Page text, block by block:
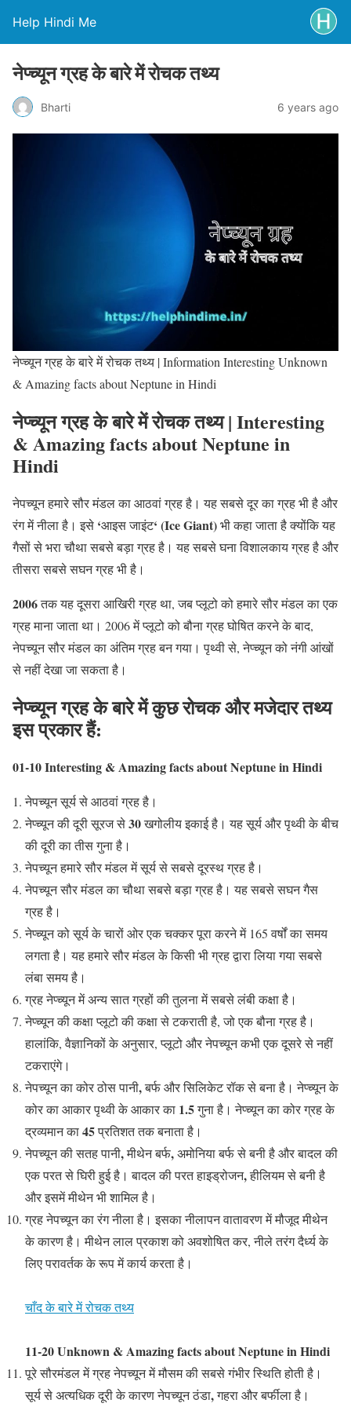
Help Hindi Me
नेप्च्यून ग्रह के बारे में रोचक तथ्य
Bharti 6 years ago
नेप्च्यून ग्रह के बारे में रोचक तथ्य | Information Interesting Unknown
& Amazing facts about Neptune in Hindi
नेप्च्यून ग्रह के बारे में रोचक तथ्य | Interesting
& Amazing facts about Neptune in
Hindi
नेपच्यून हमारे सौर मंडल का आठवां ग्रह है। यह सबसे दूर का ग्रह भी है और
रंग में नीला है। इसे ‘आइस जाइंट‘ (Ice Giant)भी कहा जाता है क्योंकि यह
गैसों से भरा चौथा सबसे बड़ा ग्रह है। यह सबसे घना विशालकाय ग्रह है और
तीसरा सबसे सघन ग्रह भी है।
2006तक यह दूसरा आखिरी ग्रह था, जब प्लूटो को हमारे सौर मंडल का एक
ग्रह माना जाता था। 2006 में प्लूटो को बौना ग्रह घोषित करने के बाद,
नेपच्यून सौर मंडल का अंतिम ग्रह बन गया। पृथ्वी से, नेप्च्यून को नंगी आंखों
से नहीं देखा जा सकता है।
नेप्च्यून ग्रह के बारे में कुछ रोचक और मजेदार तथ्य
इस प्रकार हैं:
01-10 Interesting & Amazing facts about Neptune in Hindi
नेपच्यून सूर्य से आठवां ग्रह है।
नेप्च्यून की दूरी सूरज से30खगोलीय इकाई है। यह सूर्य और पृथ्वी के बीच
की दूरी का तीस गुना है।
नेपच्यून हमारे सौर मंडल में सूर्य से सबसे दूरस्थ ग्रह है।
नेपच्यून सौर मंडल का चौथा सबसे बड़ा ग्रह है। यह सबसे सघन गैस
ग्रह है।
नेप्च्यून को सूर्य के चारों ओर एक चक्कर पूरा करने में 165 वर्षों का समय
लगता है। यह हमारे सौर मंडल के किसी भी ग्रह द्वारा लिया गया सबसे
लंबा समय है।
ग्रह नेप्च्यून में अन्य सात ग्रहों की तुलना में सबसे लंबी कक्षा है।
नेप्च्यून की कक्षा प्लूटो की कक्षा से टकराती है, जो एक बौना ग्रह है।
हालांकि, वैज्ञानिकों के अनुसार, प्लूटो और नेपच्यून कभी एक दूसरे से नहीं
टकराएंगे।
नेपच्यून का कोर ठोस पानी,बर्फ और सिलिकेट रॉक से बना है। नेप्च्यून के
कोर का आकार पृथ्वी के आकार का 1.5गुना है। नेप्च्यून का कोर ग्रह के
द्रव्यमान का45प्रतिशत तक बनाता है।
नेपच्यून की सतह पानी,मीथेन बर्फ,अमोनिया बर्फ से बनी है और बादल की
एक परत से घिरी हुई है। बादल की परत हाइड्रोजन,हीलियम से बनी है
और इसमें मीथेन भी शामिल है।
ग्रह नेपच्यून का रंग नीला है। इसका नीलापन वातावरण में मौजूद मीथेन
के कारण है। मीथेन लाल प्रकाश को अवशोषित कर, नीले तरंग दैर्ध्य के
लिए परावर्तक के रूप में कार्य करता है।
चाँद के बारे में रोचक तथ्य
11-20 Unknown & Amazing facts about Neptune in Hindi
पूरे सौरमंडल में ग्रह नेपच्यून में मौसम की सबसे गंभीर स्थिति होती है।
सूर्य से अत्यधिक दूरी के कारण नेपच्यून ठंडा,गहरा और बर्फीला है।